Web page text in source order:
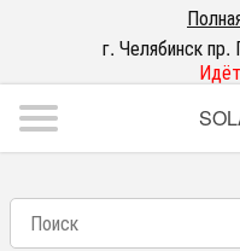
г. Челябинск